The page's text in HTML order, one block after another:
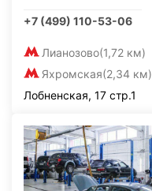
+7 (499) 110-53-06
Лианозово(1,72 км)
Яхромская(2,34 км)
Лобненская, 17 стр.1